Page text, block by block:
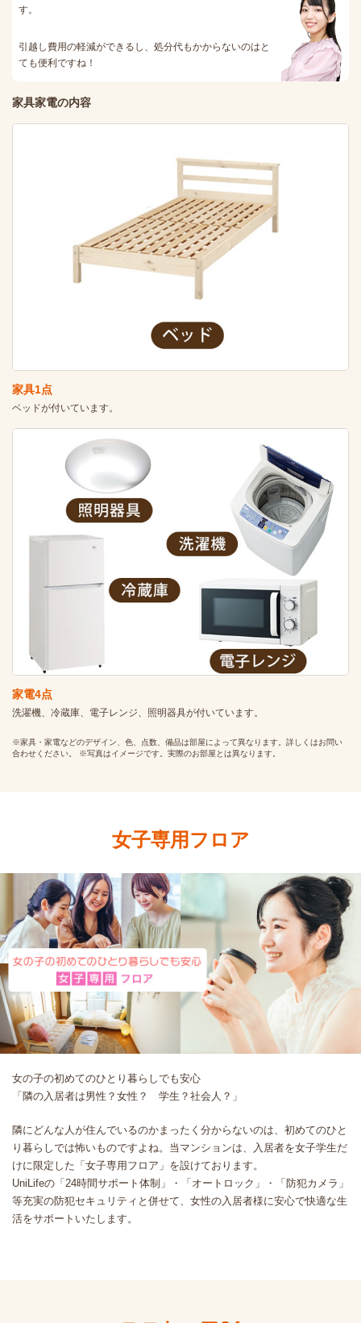
す。
引越し費用の軽減ができるし、処分代もかからないのはと
ても便利ですね！
家具家電の内容
家具1点
ベッドが付いています。
家電4点
洗濯機、冷蔵庫、電子レンジ、照明器具が付いています。
※家具・家電などのデザイン、色、点数、備品は部屋によって異なります。詳しくはお問い
合わせください。 ※写真はイメージです。実際のお部屋とは異なります。
女子専用フロア
女の子の初めてのひとり暮らしでも安心
「隣の入居者は男性？女性？ 学生？社会人？」
隣にどんな人が住んでいるのかまったく分からないのは、初めてのひと
り暮らしでは怖いものですよね。当マンションは、
入居者を女子学生だ
けに限定した「女子専用フロア」を設けております。
UniLifeの「24時間サポート体制」・「オートロック」・「防犯カメラ」
等充実の防犯セキュリティと併せて、女性の入居者様に安心で快適な生
活をサポートいたします。